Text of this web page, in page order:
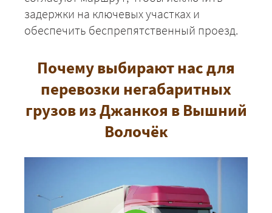
задержки на ключевых участках и
обеспечить беспрепятственный проезд.
Почему выбирают нас для
перевозки негабаритных
грузов из Джанкоя в Вышний
Волочёк